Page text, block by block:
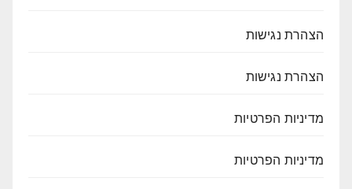
הצהרת נגישות
הצהרת נגישות
מדיניות הפרטיות
מדיניות הפרטיות